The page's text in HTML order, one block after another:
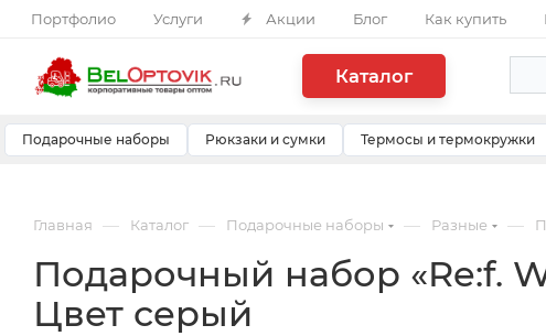
Портфолио Услуги Акции Блог Как купить
Каталог
Подарочные наборы Рюкзаки и сумки Термосы и термокружки
Главная — Каталог — Подарочные наборы — Разные —
Подарочный набор «Re:f.
Цвет серый